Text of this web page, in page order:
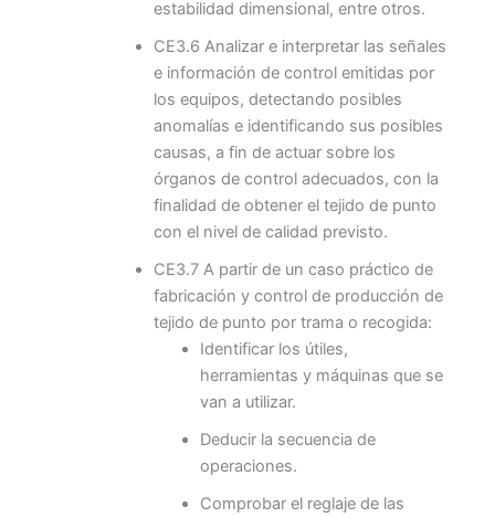
estabilidad dimensional, entre otros.
CE3.6 Analizar e interpretar las señales
e información de control emitidas por
los equipos, detectando posibles
anomalías e identificando sus posibles
causas, a fin de actuar sobre los
órganos de control adecuados, con la
finalidad de obtener el tejido de punto
con el nivel de calidad previsto.
CE3.7 A partir de un caso práctico de
fabricación y control de producción de
tejido de punto por trama o recogida:
Identificar los útiles,
herramientas y máquinas que se
van a utilizar.
Deducir la secuencia de
operaciones.
Comprobar el reglaje de las